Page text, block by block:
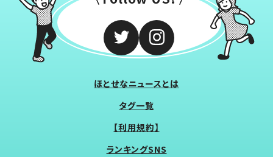
ほとせなニュースとは
タグ一覧
【利用規約】
ランキングSNS